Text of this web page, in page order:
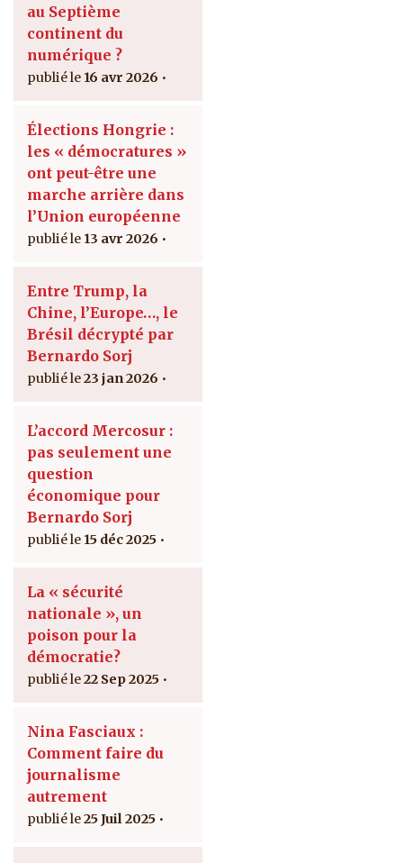
au Septième
continent du
numérique ?
16 avr 2026
Élections Hongrie :
les « démocratures »
ont peut-être une
marche arrière dans
l’Union européenne
13 avr 2026
Entre Trump, la
Chine, l’Europe…, le
Brésil décrypté par
Bernardo Sorj
23 jan 2026
L’accord Mercosur :
pas seulement une
question
économique pour
Bernardo Sorj
15 déc 2025
La « sécurité
nationale », un
poison pour la
démocratie?
22 Sep 2025
Nina Fasciaux :
Comment faire du
journalisme
autrement
25 Juil 2025